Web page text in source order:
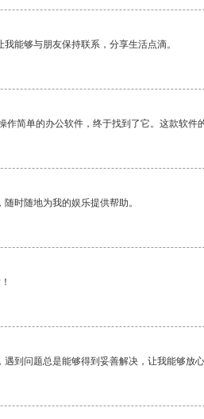
能够与朋友保持联系，分享生活点滴。
作简单的办公软件，终于找到了它。这款软
时随地为我的娱乐提供帮助。
到问题总是能够得到妥善解决，让我能够放心